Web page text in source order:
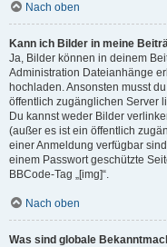
Nach oben
Kann ich Bilder in meine
Ja, Bilder können in deinem
Administration Dateianhänge
hochladen. Ansonsten musst
öffentlich zugänglichen Server
Du kannst weder Bilder
(außer es ist ein öffentlich
einer Anmeldung verfügbar
einem Passwort geschützte
BBCode-Tag „[img]“.
Nach oben
Was sind globale